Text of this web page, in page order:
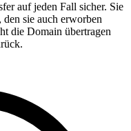
auf jeden Fall sicher. Sie
sie auch erworben
die Domain übertragen